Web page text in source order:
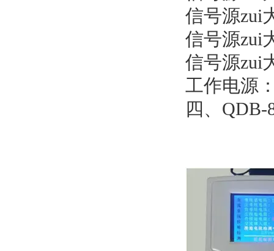
信号源zui
信号源zui
信号源zui
工作电源
四、